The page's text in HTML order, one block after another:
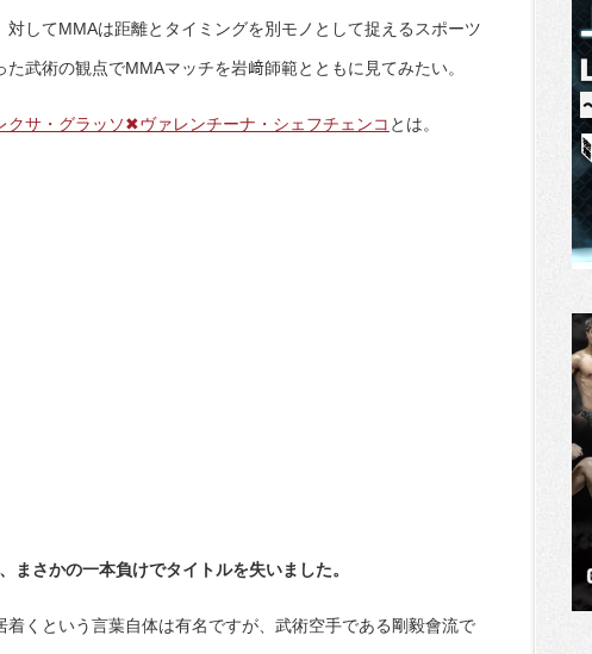
対してMMAは距離とタイミングを別モノとして捉えるスポーツ
た武術の観点でMMAマッチを岩﨑師範とともに見てみたい。
クサ・グラッソ✖ヴァレンチーナ・シェフチェンコ とは。
まさかの一本負けでタイトルを失いました。
着くという言葉自体は有名ですが、武術空手である剛毅會流で